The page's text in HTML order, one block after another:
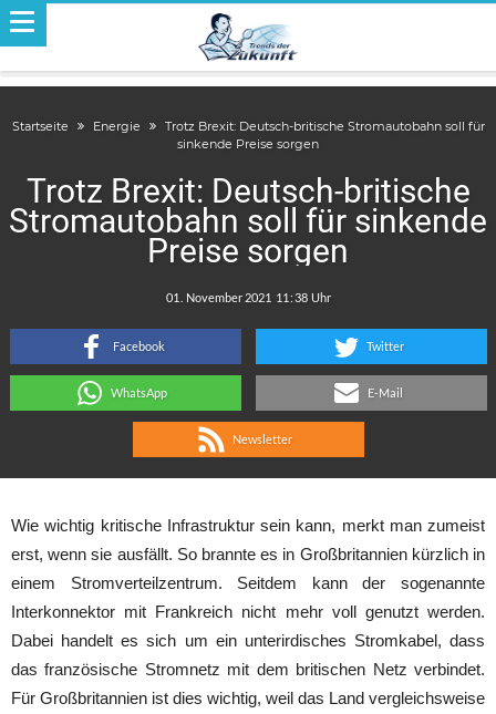
Startseite Energie
Trotz Brexit: Deutsch-britische Stromautobahn soll für
sinkende Preise sorgen
Trotz Brexit: Deutsch-britische
Stromautobahn soll für sinkende
Preise sorgen
:
Facebook Twitter
WhatsApp E-Mail
Newsletter
Wie wichtig kritische Infrastruktur sein kann, merkt man zumeist
erst, wenn sie ausfällt. So brannte es in Großbritannien kürzlich in
einem Stromverteilzentrum. Seitdem kann der sogenannte
Interkonnektor mit Frankreich nicht mehr voll genutzt werden.
Dabei handelt es sich um ein unterirdisches Stromkabel, dass
das französische Stromnetz mit dem britischen Netz verbindet.
Für Großbritannien ist dies wichtig, weil das Land vergleichsweise